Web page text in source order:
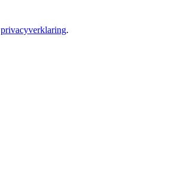
privacyverklaring.